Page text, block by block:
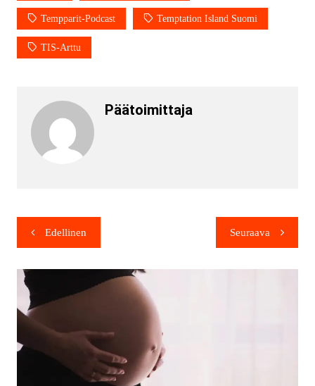
Tempparit-Podcast Temptation Island Suomi
TIS-Arttu
Päätoimittaja
Edellinen Seuraava